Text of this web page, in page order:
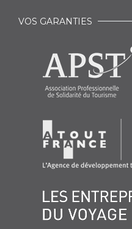
VOS GARANTIES